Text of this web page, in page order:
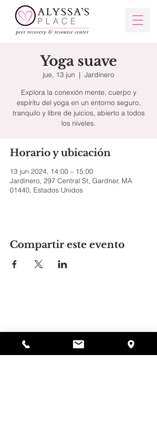
Yoga suave
jue, 13 jun
  |
Jardinero
Explora la conexión mente, cuerpo y
espíritu del yoga en un entorno seguro,
tranquilo y libre de juicios, abierto a todos
los niveles.
Horario y ubicación
13 jun 2024, 14:00 – 15:00
Jardinero, 297 Central St, Gardner, MA
01440, Estados Unidos
Compartir este evento